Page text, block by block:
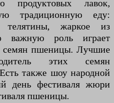
продуктовых лавок,
традиционную еду:
жаркое из
важную роль играет
семян пшеницы. Лучшие
этих семян
также шоу народной
день фестиваля жюри
пшеницы.